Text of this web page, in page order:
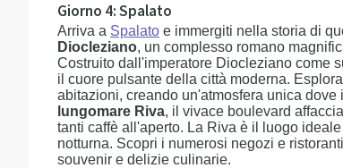
Giorno 4: Spalato
Arriva a Spalato e immergiti nella storia di
Diocleziano, un complesso romano
Costruito dall'imperatore Diocleziano come
il cuore pulsante della città moderna.
abitazioni, creando un'atmosfera unica
lungomare Riva, il vivace boulevard
tanti caffè all'aperto. La Riva è il luogo
notturna. Scopri i numerosi negozi e
souvenir e delizie culinarie.